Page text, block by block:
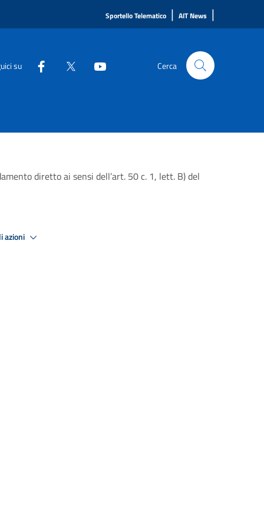
Sportello Telematico | AIT News |
su Cerca
diretto ai sensi dell’art. 50 c. 1, lett. B) del
azioni